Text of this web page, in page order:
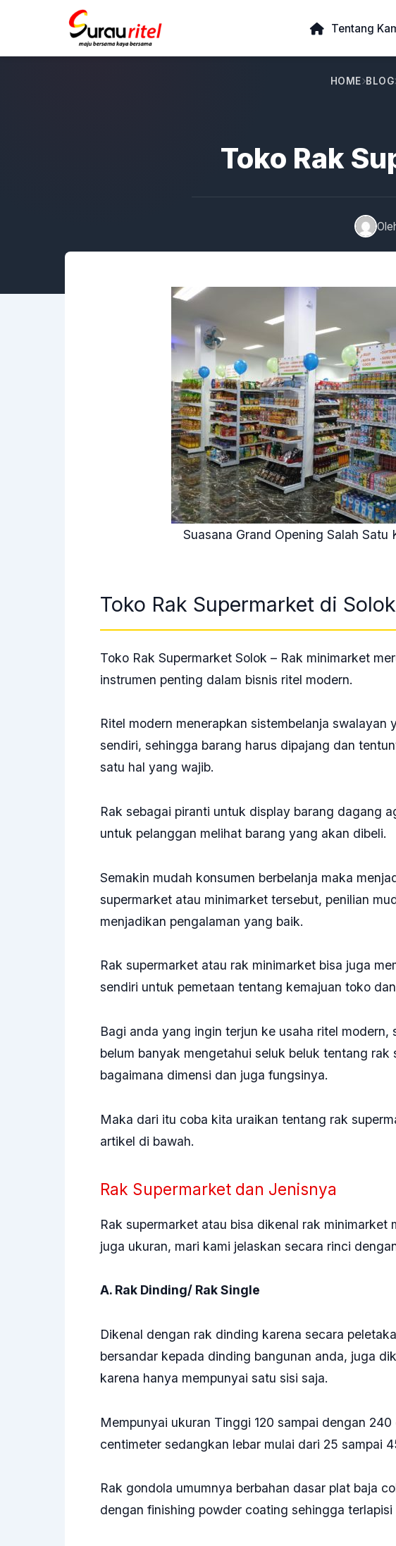
Tentang
HOME BLOG
Toko Rak
Suasana Grand Opening Salah Satu
Toko Rak Supermarket di Solok
Toko Rak Supermarket Solok – Rak minimarket
instrumen penting dalam bisnis ritel modern.
Ritel modern menerapkan sistembelanja swalayan
sendiri, sehingga barang harus dipajang dan
satu hal yang wajib.
Rak sebagai piranti untuk display barang dagang
untuk pelanggan melihat barang yang akan dibeli.
Semakin mudah konsumen berbelanja maka
supermarket atau minimarket tersebut, penilian
menjadikan pengalaman yang baik.
Rak supermarket atau rak minimarket bisa juga
sendiri untuk pemetaan tentang kemajuan toko
Bagi anda yang ingin terjun ke usaha ritel modern,
belum banyak mengetahui seluk beluk tentang rak
bagaimana dimensi dan juga fungsinya.
Maka dari itu coba kita uraikan tentang rak
artikel di bawah.
Rak Supermarket dan Jenisnya
Rak supermarket atau bisa dikenal rak minimarket
juga ukuran, mari kami jelaskan secara rinci
A. Rak Dinding/ Rak Single
Dikenal dengan rak dinding karena secara
bersandar kepada dinding bangunan anda, juga
karena hanya mempunyai satu sisi saja.
Mempunyai ukuran Tinggi 120 sampai dengan
centimeter sedangkan lebar mulai dari 25 sampai
Rak gondola umumnya berbahan dasar plat baja
dengan finishing powder coating sehingga